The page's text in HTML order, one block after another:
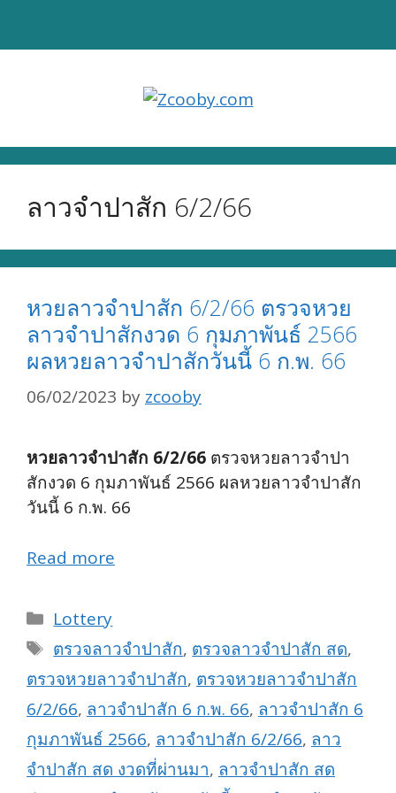
ลาวจำปาสัก 6/2/66
หวยลาวจำปาสัก 6/2/66 ตรวจหวย
ลาวจำปาสักงวด 6 กุมภาพันธ์ 2566
ผลหวยลาวจำปาสักวันนี้ 6 ก.พ. 66
06/02/2023 by zcooby
หวยลาวจำปาสัก 6/2/66 ตรวจหวยลาวจำปา
สักงวด 6 กุมภาพันธ์ 2566 ผลหวยลาวจำปาสัก
วันนี้ 6 ก.พ. 66
Read more
Categories
Lottery
Tags
ตรวจลาวจำปาสัก, ตรวจลาวจำปาสัก สด,
ตรวจหวยลาวจำปาสัก, ตรวจหวยลาวจำปาสัก
6/2/66, ลาวจำปาสัก 6 ก.พ. 66, ลาวจำปาสัก 6
กุมภาพันธ์ 2566, ลาวจำปาสัก 6/2/66, ลาว
จำปาสัก สด งวดที่ผ่านมา, ลาวจำปาสัก สด